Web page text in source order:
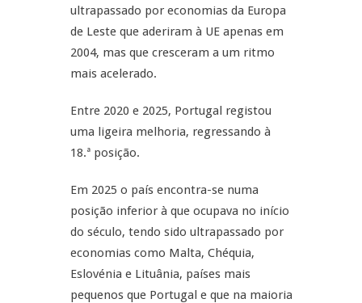
ultrapassado por economias da Europa
de Leste que aderiram à UE apenas em
2004, mas que cresceram a um ritmo
mais acelerado.
Entre 2020 e 2025, Portugal registou
uma ligeira melhoria, regressando à
18.ª posição.
Em 2025 o país encontra-se numa
posição inferior à que ocupava no início
do século, tendo sido ultrapassado por
economias como Malta, Chéquia,
Eslovénia e Lituânia, países mais
pequenos que Portugal e que na maioria